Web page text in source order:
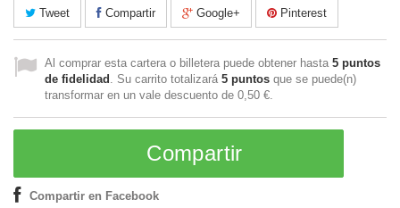
Tweet Compartir Google+ Pinterest
Al comprar esta cartera o billetera puede obtener hasta 5 puntos
de fidelidad . Su carrito totalizará 5 puntos que se puede(n)
transformar en un vale descuento de 0,50 €.
Compartir
Compartir en Facebook